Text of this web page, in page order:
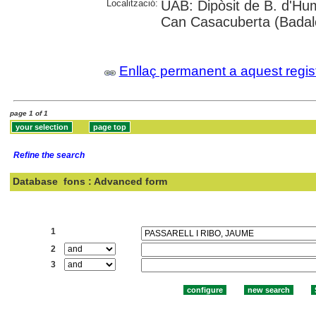
Localització: UAB: Dipòsit de B.
Can Casacuberta
Enllaç permanent a aquest
page 1 of 1
Refine the search
Database fons : Advanced form
1
2
3